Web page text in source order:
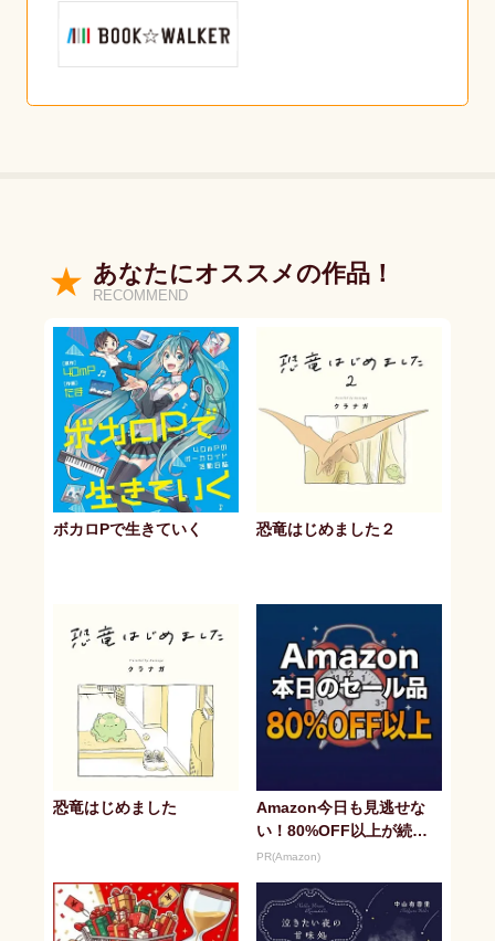
あなたにオススメの作品！
RECOMMEND
ボカロPで生きていく 恐竜はじめました２
恐竜はじめました
Amazon今日も見逃せな
い！80%OFF以上が続々
登場
PR(Amazon)